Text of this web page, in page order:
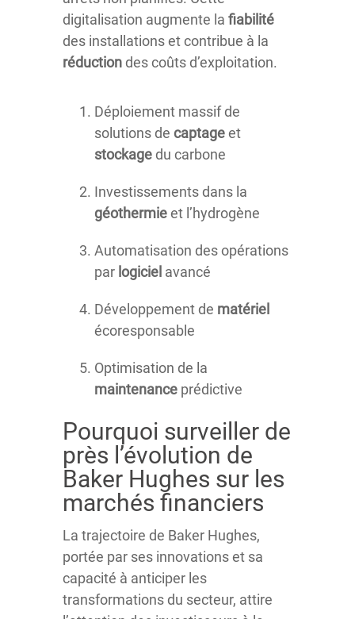
digitalisation augmente la fiabilité
des installations et contribue à la
réduction des coûts d’exploitation.
Déploiement massif de
solutions de captageet
stockage du carbone
Investissements dans la
géothermieet l’hydrogène
Automatisation des opérations
par logiciel avancé
Développement de matériel
écoresponsable
Optimisation de la
maintenance prédictive
Pourquoi surveiller de
près l’évolution de
Baker Hughes sur les
marchés financiers
La trajectoire de Baker Hughes,
portée par ses innovations et sa
capacité à anticiper les
transformations du secteur, attire